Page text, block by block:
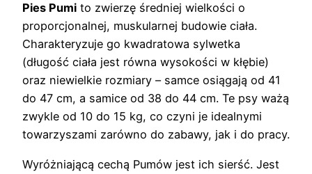
Pies Pumi to zwierzę średniej wielkości o
proporcjonalnej, muskularnej budowie ciała.
Charakteryzuje go kwadratowa sylwetka
(długość ciała jest równa wysokości w kłębie)
oraz niewielkie rozmiary – samce osiągają od 41
do 47 cm, a samice od 38 do 44 cm. Te psy ważą
zwykle od 10 do 15 kg, co czyni je idealnymi
towarzyszami zarówno do zabawy, jak i do pracy.
Wyróżniającą cechą Pumów jest ich sierść. Jest